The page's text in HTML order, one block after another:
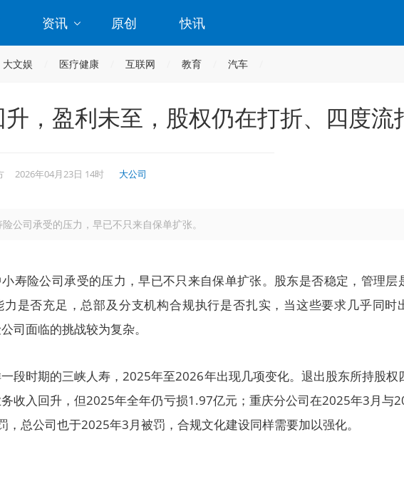
资讯 原创 快讯
大文娱 医疗健康 互联网 教育 汽车
，盈利未至，股权仍在打折、四度流
2026年04月23日 14时 大公司
公司承受的压力，早已不只来自保单扩张。
寿险公司承受的压力，早已不只来自保单扩张。股东是否稳定，管理层
力是否充足，总部及分支机构合规执行是否扎实，当这些要求几乎同时
司面临的挑战较为复杂。
段时期的三峡人寿，2025年至2026年出现几项变化。退出股东所持股权
收入回升，但2025年全年仍亏损1.97亿元；重庆分公司在2025年3月与
，总公司也于2025年3月被罚，合规文化建设同样需要加以强化。